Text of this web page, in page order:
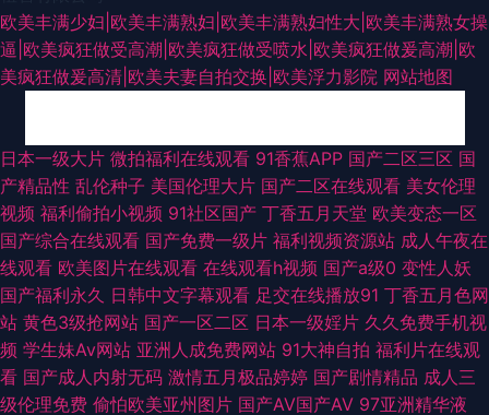
欧美丰满少妇|欧美丰满熟妇|欧美丰满熟妇性大|欧美丰满熟女操
逼|欧美疯狂做受高潮|欧美疯狂做受喷水|欧美疯狂做爰高潮|欧
美疯狂做爰高清|欧美夫妻自拍交换|欧美浮力影院 网站地图
日韩三级精品 韩国黄视频 91熊猫在线 东方无码AV 黄色91青草蜜桃 久久草
福利在线 欧美综合色色 香焦视频 豆花av网站 精品一区在 免费看网91 色婷
婷综合资源网 91曰B 超碰99日 欧美色图A片 97超碰操操操 久久草国产 深夜
老湿机 在线亚洲无毛 激情色图日韩 五月花成人在线观 91网址视频 91后入黑
丝 国产TS网站 美国色伦a片 亚洲九一 91超碰人人艹 岛国网址 狠狠天天干
日本一级大片 微拍福利在线观看 91香蕉APP 国产二区三区 国
产精品性 乱伦种子 美国伦理大片 国产二区在线观看 美女伦理
视频 福利偷拍小视频 91社区国产 丁香五月天堂 欧美变态一区
国产综合在线观看 国产免费一级片 福利视频资源站 成人午夜在
线观看 欧美图片在线观看 在线观看h视频 国产a级0 变性人妖
国产福利永久 日韩中文字幕观看 足交在线播放91 丁香五月色网
站 黄色3级抢网站 国产一区二区 日本一级婬片 久久免费手机视
频 学生妹Av网站 亚洲人成免费网站 91大神自拍 福利片在线观
看 国产成人内射无码 激情五月极品婷婷 国产剧情精品 成人三
级伦理免费 偷怕欧美亚州图片 国产AV国产AV 97亚洲精华液